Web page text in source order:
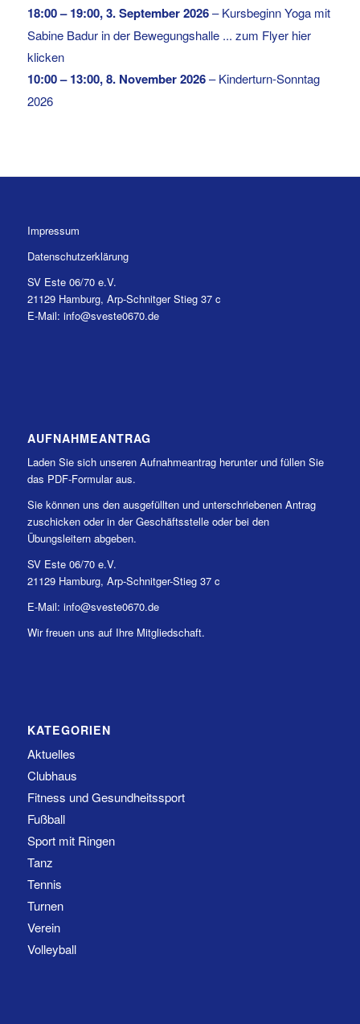
18:00– 19:00,3. September 2026–Kursbeginn Yoga mit
Sabine Badur in der Bewegungshalle ... zum Flyer hier
klicken
10:00– 13:00,8. November 2026–Kinderturn-Sonntag
2026
Impressum
Datenschutzerklärung
SV Este 06/70 e.V.
21129 Hamburg, Arp-Schnitger Stieg 37 c
E-Mail: info@sveste0670.de
AUFNAHMEANTRAG
Laden Sie sich unseren Aufnahmeantrag herunter und füllen Sie
das PDF-Formular aus.
Sie können uns den ausgefüllten und unterschriebenen Antrag
zuschicken oder in der Geschäftsstelle oder bei den
Übungsleitern abgeben.
SV Este 06/70 e.V.
21129 Hamburg, Arp-Schnitger-Stieg 37 c
E-Mail: info@sveste0670.de
Wir freuen uns auf Ihre Mitgliedschaft.
KATEGORIEN
Aktuelles
Clubhaus
Fitness und Gesundheitssport
Fußball
Sport mit Ringen
Tanz
Tennis
Turnen
Verein
Volleyball